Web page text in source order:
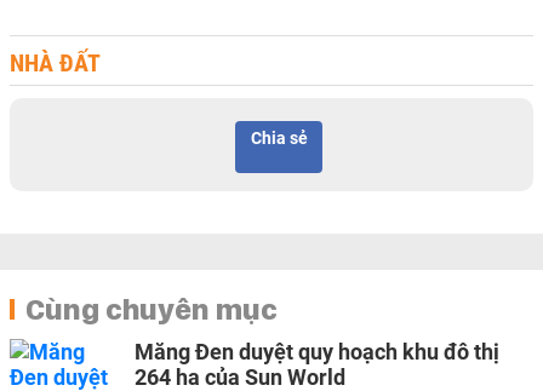
NHÀ ĐẤT
Chia sẻ
Cùng chuyên mục
Măng Đen duyệt quy hoạch khu đô thị
264 ha của Sun World